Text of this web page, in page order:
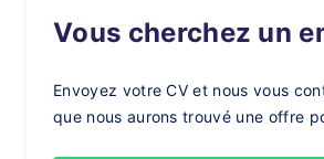
Vous cherchez un
Envoyez votre CV et nous vous
que nous aurons trouvé une offre